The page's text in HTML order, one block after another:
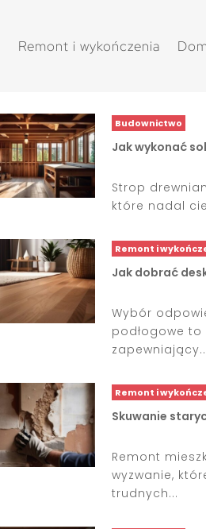
Remont i wykończenia
Budownictwo
Jak wykonać
Strop
które nadal
Remont i
Jak dobrać
Wybór
podłogowe
Remont i
Skuwanie
Remont
wyzwanie,
trudnych...